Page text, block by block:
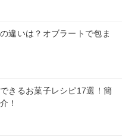
違いは？オブラートで包ま
きるお菓子レシピ17選！簡
！